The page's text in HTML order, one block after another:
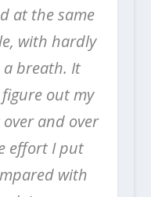
at the same
with hardly
breath. It
out my
and over
effort I put
with